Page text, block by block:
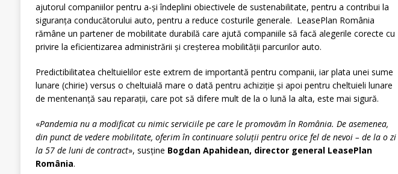
ajutorul companiilor pentru a-și îndeplini obiectivele de sustenabilitate, pentru a contribui la
siguranța conducătorului auto, pentru a reduce costurile generale. LeasePlan România
rămâne un partener de mobilitate durabilă care ajută companiile să facă alegerile corecte cu
privire la eficientizarea administrării și creșterea mobilității parcurilor auto.
Predictibilitatea cheltuielilor este extrem de importantă pentru companii, iar plata unei sume
lunare (chirie) versus o cheltuială mare o dată pentru achiziție și apoi pentru cheltuieli lunare
de mentenanță sau reparații, care pot să difere mult de la o lună la alta, este mai sigură.
«Pandemia nu a modificat cu nimic serviciile pe care le promovăm în România. De asemenea,
din punct de vedere mobilitate, oferim în continuare soluții pentru orice fel de nevoi – de la o zi
la 57 de luni de contract», susține Bogdan Apahidean, director general LeasePlan
România.